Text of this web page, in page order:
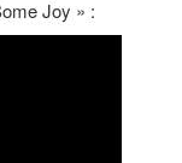
Joy » :